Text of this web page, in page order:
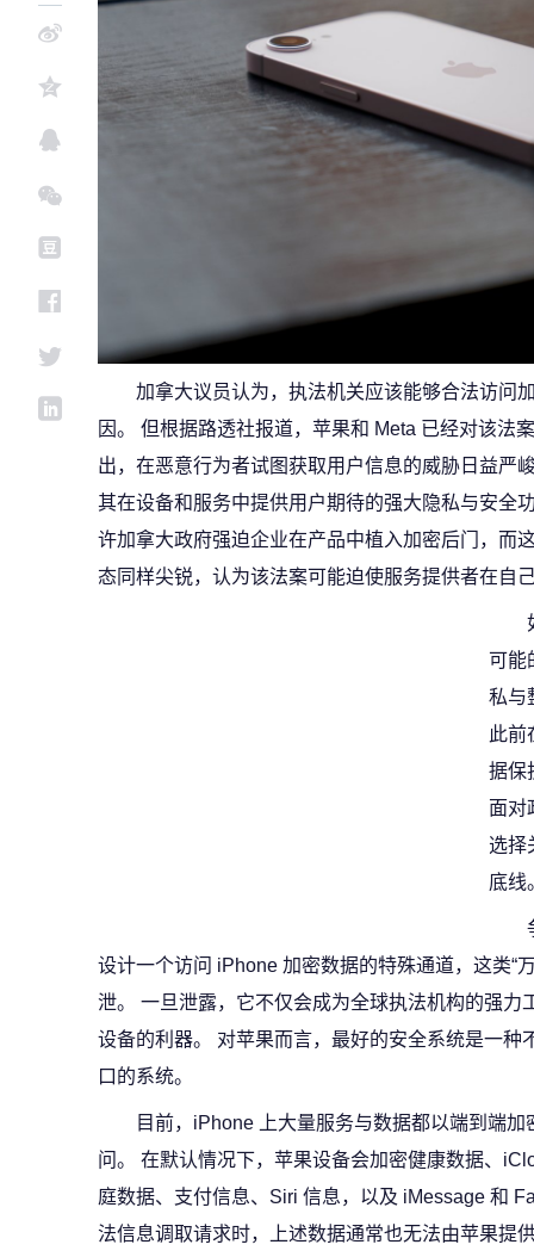
加拿大议员认为，执法机关应该能够合法访问
因。 但根据路透社报道，苹果和 Meta 已经对该法
出，在恶意行为者试图获取用户信息的威胁日益严
其在设备和服务中提供用户期待的强大隐私与安全
许加拿大政府强迫企业在产品中植入加密后门，而
态同样尖锐，认为该法案可能迫使服务提供者在自
可能
私与
此前
据保
面对
选择
底线
设计一个访问 iPhone 加密数据的特殊通道，这类“
泄。 一旦泄露，它不仅会成为全球执法机构的强力
设备的利器。 对苹果而言，最好的安全系统是一种
口的系统。
目前，iPhone 上大量服务与数据都以端到端
问。 在默认情况下，苹果设备会加密健康数据、
庭数据、支付信息、Siri 信息，以及 iMessage 和
法信息调取请求时，上述数据通常也无法由苹果提